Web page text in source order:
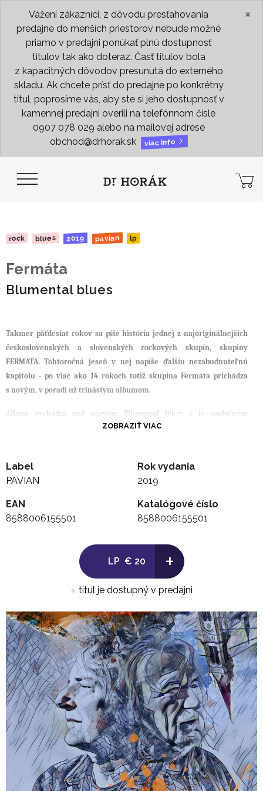
Vážení zákazníci, z dôvodu presťahovania
predajne do menších priestorov nebude možné
priamo v predajni ponúkať plnú dostupnosť
titulov tak ako doteraz. Časť titulov bola
z kapacitných dôvodov presunutá do externého
skladu. Ak chcete prísť do predajne po konkrétny
titul, poprosíme vás, aby ste si jeho dostupnosť v
kamennej predajni overili na telefónnom čísle
0907 078 029 alebo na mailovej adrese
obchod@drhorak.sk
viac info
×
rock blues 2019 pavian lp
Fermáta
Blumental blues
Takmer päťdesiat rokov sa píše história jednej z najoriginálnejších
československých a slovenských rockových skupín, skupiny
FERMATA. Tohtoročná jeseň v nej napíše ďalšiu nezabudnuteľnú
kapitolu - po viac ako 14 rokoch totiž skupina Fermata prichádza
s novým, v poradí už trinástym albumom.
Album vychádza pod názvom Blumental blues a je spoločným
tvorivým počinom zakladateľov tejto skupiny Fera Grigláka a
Šesť skladieb skomponoval Fero Griglák a po dvoch skladbách prispeli
Tomáš Berka a nový klávesista Fermaty - Maxo Mikloš. Griglák s
Miklošom si na albume naviac pripísali každý po dve spoluautorstvá.
Jednotlivé skladby tohto nového albumu nesú v sebe spomienku a
opisuje svoje detstvo, dospievanie a búrlivý život v okolí
Blumentálskeho kostola a Avionu. Tu sa stretávala bratislavská
miesto mnohých neopakovateľných zážitkov, umeleckých spojení
a celoživotných priateľstiev. To všetko sa teraz dvaja zakladajúci
členovia skupiny Fermata pokúsili prerozprávať hudobným jazykom
na svojom novom albume Blumental blues – hovoria o tom samotné
názvy skladieb ako sú napr. Slečny z Avionu, Raňajky u Steina,
Nasávačka, Posledný tanec na Firšnáli či Prvá ranná električka.
Nápad na nový album a nadviazanie roky prerušenej spolupráce sa
udial práve na krste knižky Blumentálske blues v roku 2010. Vtedy
sa Fero Griglák s Tomášom Berkom dohodli na vytvorení nového
albumu,
ktorý by bol sprievodným produktom už spomínanej knihy.
Počiatočné nadšenie bolo však prerušované filmárskymi aktivitami
Tomáša Berku a tak sa na albume začalo spoločne pracovať až po
spomienkovom koncerte na Fedora Freša začiatkom tohto roka, kde
ZOBRAZIŤ VIAC
Label
PAVIAN
Rok vydania
2019
EAN
8588006155501
Katalógové číslo
8588006155501
LP € 20 +
● titul je dostupný v predajni